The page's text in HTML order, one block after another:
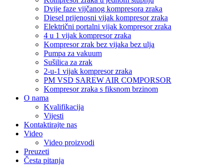
Dvije faze vijčanog kompresora zraka
Diesel prijenosni vijak kompresor zraka
Električni portalni vijak kompresor zraka
4 u 1 vijak kompresor zraka
Kompresor zrak bez vijaka bez ulja
Pumpa za vakuum
Sušilica za zrak
2-u-1 vijak kompresor zraka
PM VSD SAREW AIR COMPORSOR
Kompresor zraka s fiksnom brzinom
O nama
Kvalifikacija
Vijesti
Kontaktirajte nas
Video
Video proizvodi
Preuzeti
Česta pitanja